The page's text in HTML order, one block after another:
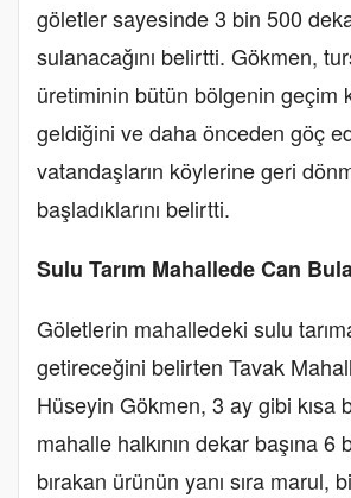
göletler sayesinde 3 bin 500
sulanacağını belirtti. Gökmen,
üretiminin bütün bölgenin geçim
geldiğini ve daha önceden göç
vatandaşların köylerine geri
başladıklarını belirtti.
Sulu Tarım Mahallede Can
Göletlerin mahalledeki sulu
getireceğini belirten Tavak
Hüseyin Gökmen, 3 ay gibi kısa
mahalle halkının dekar başına
bırakan ürünün yanı sıra marul,